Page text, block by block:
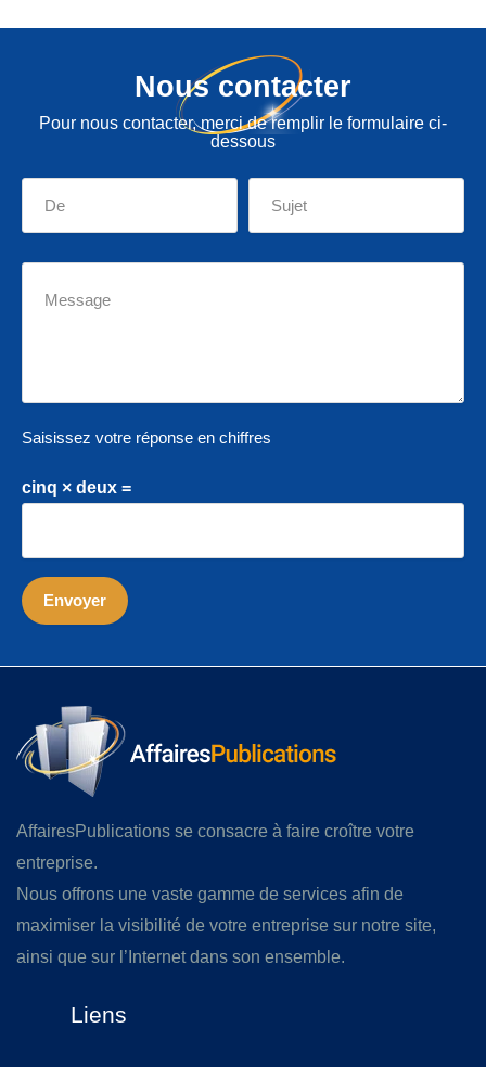
Nous contacter
Pour nous contacter, merci de remplir le formulaire ci-
dessous
Saisissez votre réponse en chiffres
cinq × deux =
AffairesPublications se consacre à faire croître votre
entreprise.
Nous offrons une vaste gamme de services afin de
maximiser la visibilité de votre entreprise sur notre site,
ainsi que sur l’Internet dans son ensemble.
Liens